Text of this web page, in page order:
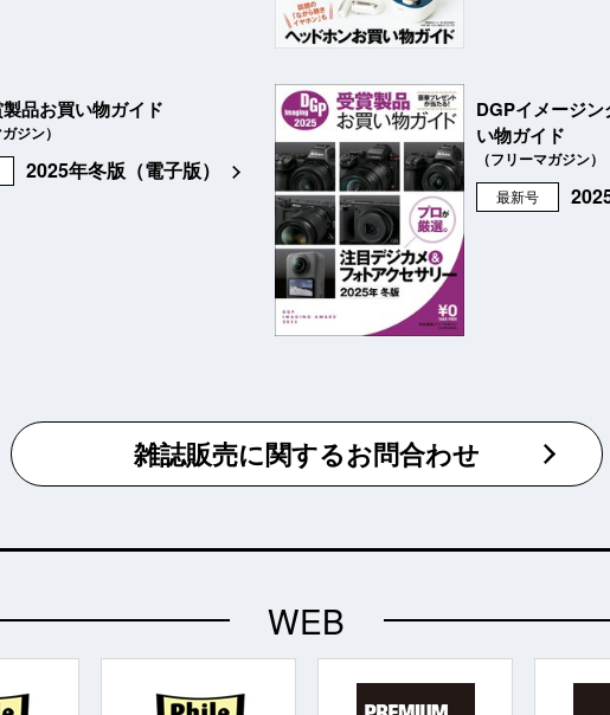
品お買い物ガイド
ジン）
2025年冬版（電子版）
DGPイメージ
い物ガイド
（フリーマガジン）
最新号
雑誌販売に関するお問合わせ
WEB